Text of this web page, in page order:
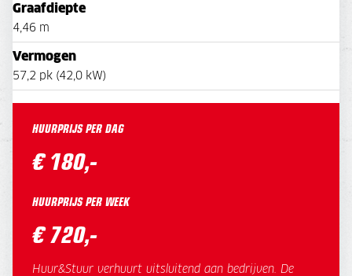
Graafdiepte
4,46 m
Vermogen
57,2 pk (42,0 kW)
HUURPRIJS PER DAG
€ 180,-
HUURPRIJS PER WEEK
€ 720,-
Huur&Stuur verhuurt uitsluitend aan bedrijven. De